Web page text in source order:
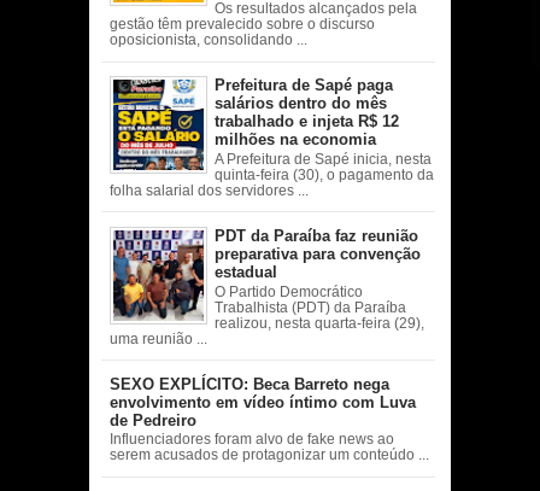
Os resultados alcançados pela
gestão têm prevalecido sobre o discurso
oposicionista, consolidando ...
Prefeitura de Sapé paga
salários dentro do mês
trabalhado e injeta R$ 12
milhões na economia
A Prefeitura de Sapé inicia, nesta
quinta-feira (30), o pagamento da
folha salarial dos servidores ...
PDT da Paraíba faz reunião
preparativa para convenção
estadual
O Partido Democrático
Trabalhista (PDT) da Paraíba
realizou, nesta quarta-feira (29),
uma reunião ...
SEXO EXPLÍCITO: Beca Barreto nega
envolvimento em vídeo íntimo com Luva
de Pedreiro
Influenciadores foram alvo de fake news ao
serem acusados de protagonizar um conteúdo ...